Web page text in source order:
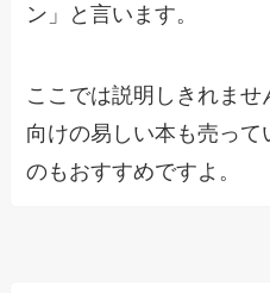
ン」と言います。
ここでは説明しきれませ
向けの易しい本も売って
のもおすすめですよ。